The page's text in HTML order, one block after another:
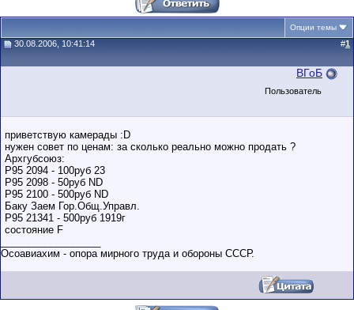
Опции темы
30.08.2006, 10:41:14 #1
ВГоБ
Пользователь
приветствую камерады :D
нужен совет по ценам: за сколько реально можно продать ?
Архгубсоюз:
Р95 2094 - 100руб 23
Р95 2098 - 50руб ND
Р95 2100 - 500руб ND
Баку Заем Гор.Общ.Управл.
Р95 21341 - 500руб 1919г
состояние F
Осоавиахим - опора мирного труда и обороны СССР.